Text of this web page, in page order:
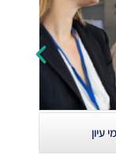
עיון